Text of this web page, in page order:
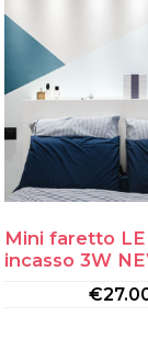
Mini faretto
incasso 3W
€